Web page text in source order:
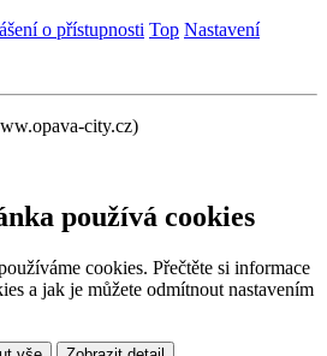
o přístupnosti Top Nastavení
city.cz)
používá cookies
cookies. Přečtěte si informace
a jak je můžete odmítnout nastavením